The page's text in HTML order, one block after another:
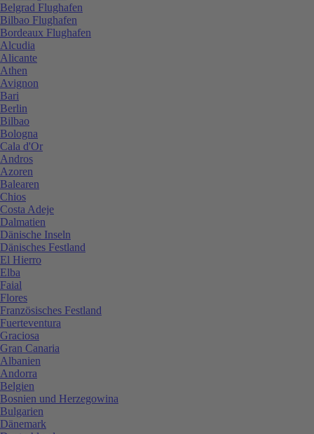
Belgrad Flughafen
Bilbao Flughafen
Bordeaux Flughafen
Alcudia
Alicante
Athen
Avignon
Bari
Berlin
Bilbao
Bologna
Cala d'Or
Andros
Azoren
Balearen
Chios
Costa Adeje
Dalmatien
Dänische Inseln
Dänisches Festland
El Hierro
Elba
Faial
Flores
Französisches Festland
Fuerteventura
Graciosa
Gran Canaria
Albanien
Andorra
Belgien
Bosnien und Herzegowina
Bulgarien
Dänemark